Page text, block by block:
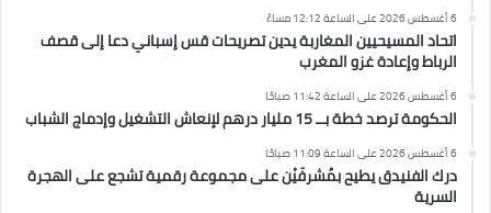
6 أغسطس 2026 على الساعة 12:12 مساءً
اتحاد المسيحيين المغاربة يدين تصريحات قس إسباني دعا إلى قصف
الرباط وإعادة غزو المغرب
6 أغسطس 2026 على الساعة 11:42 صباحًا
الحكومة ترصد خطة بــ 15 مليار درهم لإنعاش التشغيل وإدماج الشباب
6 أغسطس 2026 على الساعة 11:09 صباحًا
درك الفنيدق يطيح بمُشرفَيْن على مجموعة رقمية تشجع على الهجرة
السرية